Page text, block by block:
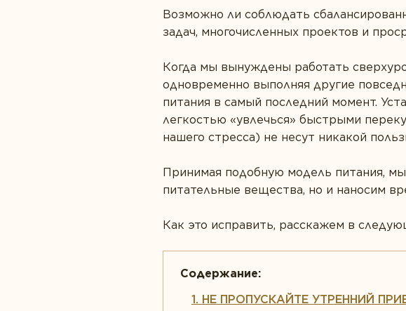
Возможно ли соблюдать
задач, многочисленных проектов и
Когда мы вынуждены работать
одновременно выполняя другие
питания в самый последний момент.
легкостью «увлечься» быстрыми
нашего стресса) не несут никакой
Принимая подобную модель питания,
питательные вещества, но и наносим
Как это исправить, расскажем в
1. НЕ ПРОПУСКАЙТЕ УТРЕННИЙ